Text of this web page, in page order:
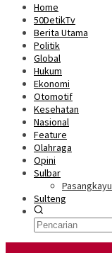
Home
50DetikTv
Berita Utama
Politik
Global
Hukum
Ekonomi
Otomotif
Kesehatan
Nasional
Feature
Olahraga
Opini
Sulbar
Pasangkayu
Sulteng